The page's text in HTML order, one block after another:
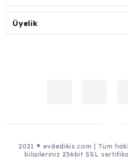
Üyelik
2021 ® evdedikis.com | Tüm
bilgileriniz 256bit SSL